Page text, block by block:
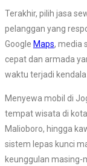
Terakhir, pilih jasa
pelanggan yang
Google Maps, media
cepat dan armada
waktu terjadi
Menyewa mobil di
tempat wisata di
Malioboro, hingga
sistem lepas kunci
keunggulan masing-